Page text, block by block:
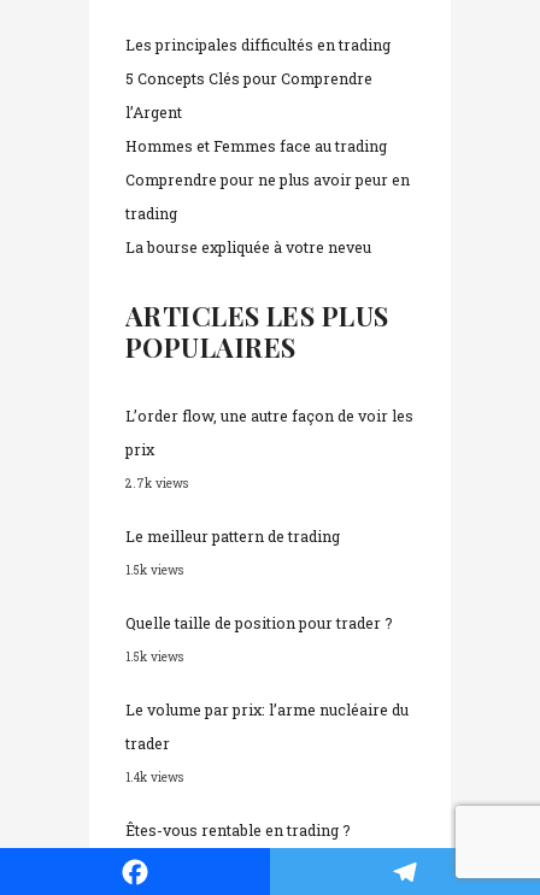
Les principales difficultés en trading
5 Concepts Clés pour Comprendre
l’Argent
Hommes et Femmes face au trading
Comprendre pour ne plus avoir peur en
trading
La bourse expliquée à votre neveu
ARTICLES LES PLUS
POPULAIRES
L’order flow, une autre façon de voir les
prix
2.7k views
Le meilleur pattern de trading
1.5k views
Quelle taille de position pour trader ?
1.5k views
Le volume par prix: l’arme nucléaire du
trader
1.4k views
Êtes-vous rentable en trading ?
1.1k views